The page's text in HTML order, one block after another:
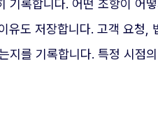
기록합니다. 어떤 조항이 어
유도 저장합니다. 고객 요청
지를 기록합니다. 특정 시